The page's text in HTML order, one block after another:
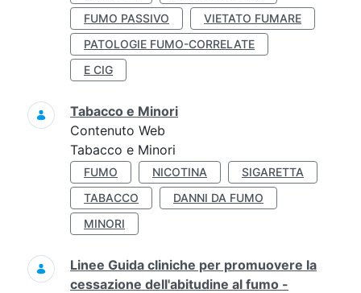
FUMO PASSIVO
VIETATO FUMARE
PATOLOGIE FUMO-CORRELATE
E CIG
Tabacco e Minori
Contenuto Web
Tabacco e Minori
FUMO NICOTINA
SIGARETTA
TABACCO
DANNI DA FUMO
MINORI
Linee Guida cliniche per promuovere la
cessazione dell'abitudine al fumo -